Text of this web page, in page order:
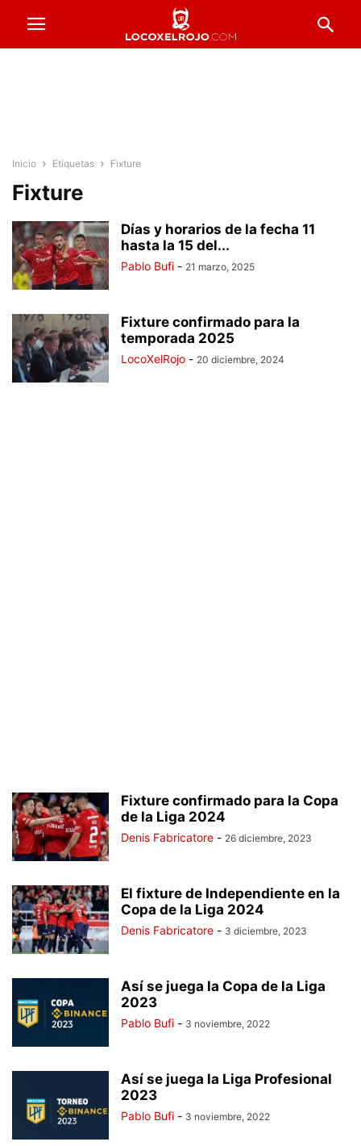
Inicio Etiquetas Fixture
Fixture
Días y horarios de la fecha 11
hasta la 15 del...
Pablo Bufi - 21 marzo, 2025
Fixture confirmado para la
temporada 2025
LocoXelRojo - 20 diciembre, 2024
Fixture confirmado para la Copa
de la Liga 2024
Denis Fabricatore - 26 diciembre, 2023
El fixture de Independiente en la
Copa de la Liga 2024
Denis Fabricatore - 3 diciembre, 2023
Así se juega la Copa de la Liga
2023
Pablo Bufi - 3 noviembre, 2022
Así se juega la Liga Profesional
2023
Pablo Bufi - 3 noviembre, 2022